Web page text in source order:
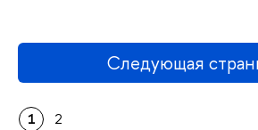
Следующая
1 2